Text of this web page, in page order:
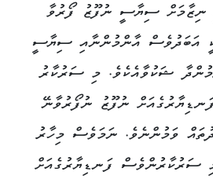
ސިޔާސީ ނުފޫޒު ފޯރުވާ
އަބަދުވެސް އާންމުންނާއި ސިޔާސީ
ޝަކުވާއެކެވެ. މި ސަރުކާރު
ނުފޫޒު ނުފޯރުވާނޭ
ވަމުންނެވެ. ނަމަވެސް މިހާރު
ސަރުކާރުންވެސް ފަނޑިޔާރުގެއަށް